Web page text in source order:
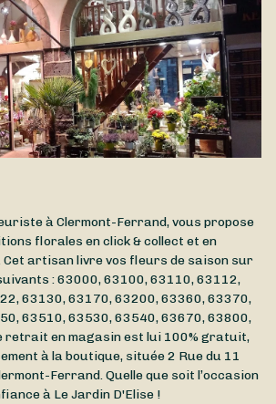
à Clermont-Ferrand et dans ses
à Clermont-Ferrand, vous propose
florales en click & collect et en
Cet artisan livre vos fleurs de saison sur
: 63000, 63100, 63110, 63112,
63130, 63170, 63200, 63360, 63370,
63510, 63530, 63540, 63670, 63800,
retrait en magasin est lui 100% gratuit,
à la boutique, située2 Rue du 11
Ferrand. Quelle que soit l’occasion
à Le Jardin D'Elise !